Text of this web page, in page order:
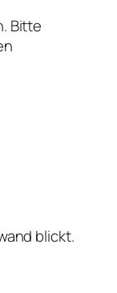
Bitte
blickt.